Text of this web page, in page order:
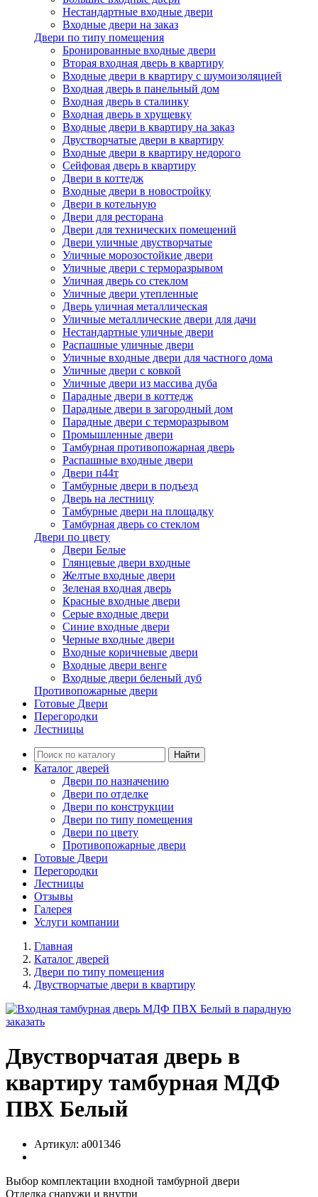
Нестандартные входные двери
Входные двери на заказ
Двери по типу помещения
Бронированные входные двери
Вторая входная дверь в квартиру
Входные двери в квартиру с шумоизоляцией
Входная дверь в панельный дом
Входная дверь в сталинку
Входная дверь в хрущевку
Входные двери в квартиру на заказ
Двустворчатые двери в квартиру
Входные двери в квартиру недорого
Сейфовая дверь в квартиру
Двери в коттедж
Входные двери в новостройку
Двери в котельную
Двери для ресторана
Двери для технических помещений
Двери уличные двустворчатые
Уличные морозостойкие двери
Уличные двери с терморазрывом
Уличная дверь со стеклом
Уличные двери утепленные
Дверь уличная металлическая
Уличные металлические двери для дачи
Нестандартные уличные двери
Распашные уличные двери
Уличные входные двери для частного дома
Уличные двери с ковкой
Уличные двери из массива дуба
Парадные двери в коттедж
Парадные двери в загородный дом
Парадные двери с терморазрывом
Промышленные двери
Тамбурная противопожарная дверь
Распашные входные двери
Двери п44т
Тамбурные двери в подъезд
Дверь на лестницу
Тамбурные двери на площадку
Тамбурная дверь со стеклом
Двери по цвету
Двери Белые
Глянцевые двери входные
Желтые входные двери
Зеленая входная дверь
Красные входные двери
Серые входные двери
Синие входные двери
Черные входные двери
Входные коричневые двери
Входные двери венге
Входные двери беленый дуб
Противопожарные двери
Готовые Двери
Перегородки
Лестницы
Найти
Каталог дверей
Двери по назначению
Двери по отделке
Двери по конструкции
Двери по типу помещения
Двери по цвету
Противопожарные двери
Готовые Двери
Перегородки
Лестницы
Отзывы
Галерея
Услуги компании
Главная
Каталог дверей
Двери по типу помещения
Двустворчатые двери в квартиру
Двустворчатая дверь в
квартиру тамбурная МДФ
ПВХ Белый
Артикул: a001346
Выбор комплектации входной тамбурной двери
Отделка снаружи и внутри